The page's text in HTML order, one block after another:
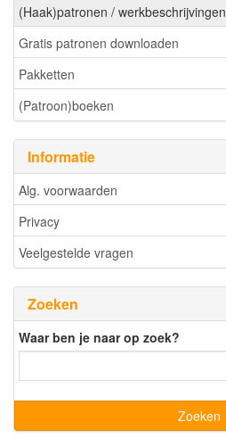
(Haak)patronen / werkbeschrijvingen
Gratis patronen downloaden
Pakketten
(Patroon)boeken
Informatie
Alg. voorwaarden
Privacy
Veelgestelde vragen
Zoeken
Waar ben je naar op zoek?